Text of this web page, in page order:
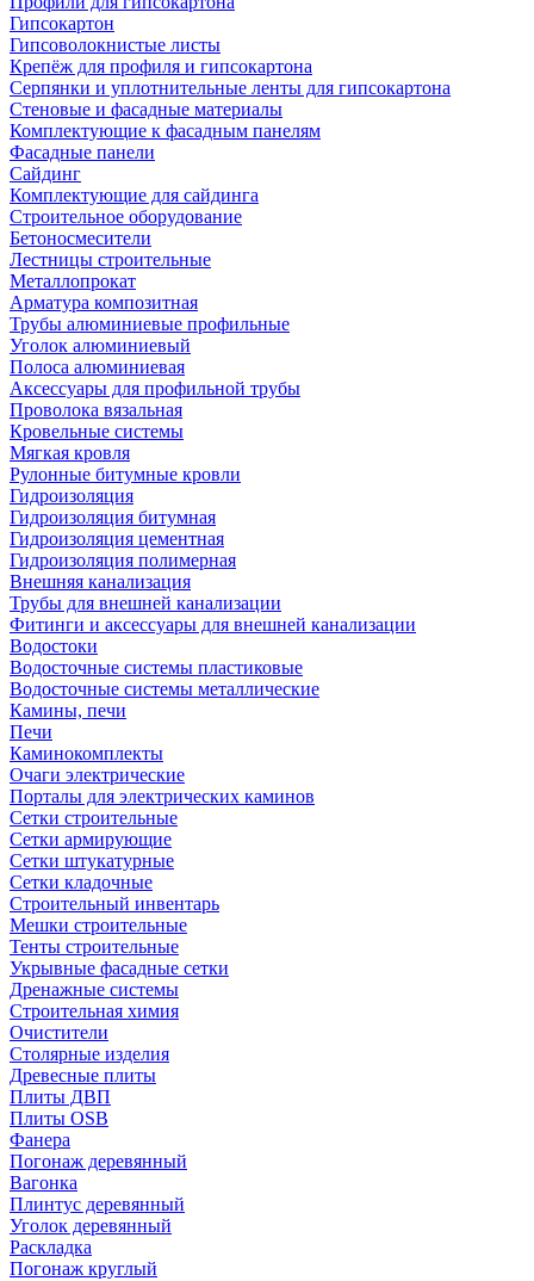
Гипсокартон
Гипсоволокнистые листы
Крепёж для профиля и гипсокартона
Серпянки и уплотнительные ленты для гипсокартона
Стеновые и фасадные материалы
Комплектующие к фасадным панелям
Фасадные панели
Сайдинг
Комплектующие для сайдинга
Строительное оборудование
Бетоносмесители
Лестницы строительные
Металлопрокат
Арматура композитная
Трубы алюминиевые профильные
Уголок алюминиевый
Полоса алюминиевая
Аксессуары для профильной трубы
Проволока вязальная
Кровельные системы
Мягкая кровля
Рулонные битумные кровли
Гидроизоляция
Гидроизоляция битумная
Гидроизоляция цементная
Гидроизоляция полимерная
Внешняя канализация
Трубы для внешней канализации
Фитинги и аксессуары для внешней канализации
Водостоки
Водосточные системы пластиковые
Водосточные системы металлические
Камины, печи
Печи
Каминокомплекты
Очаги электрические
Порталы для электрических каминов
Сетки строительные
Сетки армирующие
Сетки штукатурные
Сетки кладочные
Строительный инвентарь
Мешки строительные
Тенты строительные
Укрывные фасадные сетки
Дренажные системы
Строительная химия
Очистители
Столярные изделия
Древесные плиты
Плиты ДВП
Плиты OSB
Фанера
Погонаж деревянный
Вагонка
Плинтус деревянный
Уголок деревянный
Раскладка
Погонаж круглый